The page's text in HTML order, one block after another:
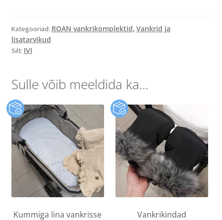
Kategooriad: ROAN vankrikomplektid, Vankrid ja
lisatarvikud
Silt: IVI
Sulle võib meeldida ka…
Kummiga lina vankrisse
Vankrikindad